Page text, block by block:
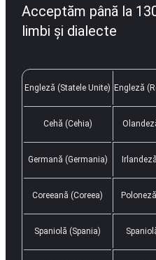
Acceptăm până la
limbi și dialecte
Engleză (Statele Unite) Engleză
Cehă (Cehia)
Germană (Germania)
Coreeană (Coreea)
Spaniolă (Spania)